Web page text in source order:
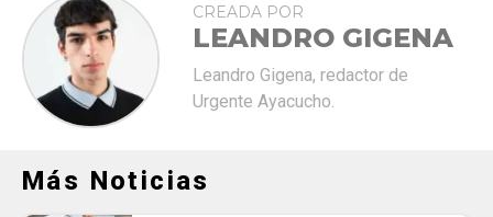
CREADA POR
LEANDRO GIGENA
Leandro Gigena, redactor de
Urgente Ayacucho.
Más Noticias